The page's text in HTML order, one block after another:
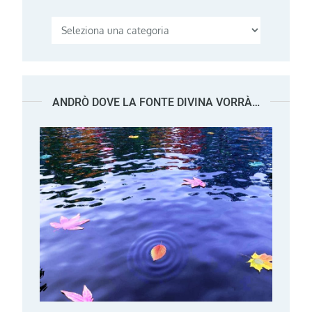
Categorie
ANDRÒ DOVE LA FONTE DIVINA VORRÀ…